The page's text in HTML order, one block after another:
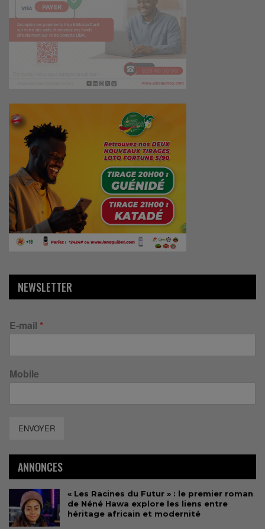
NEWSLETTER
E-mail *
Mobile
ENVOYER
ANNONCES
« Les Racines du Futur » : le premier roman
de Néné Hawa explore les liens entre
héritage africain et modernité